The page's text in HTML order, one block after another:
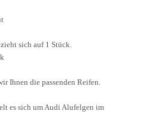
sich auf 1 Stück.
Ihnen die passenden Reifen.
es sich um Audi Alufelgen im